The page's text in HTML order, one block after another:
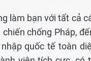
làm bạn với tất cả
chống Pháp,
quốc tế toàn